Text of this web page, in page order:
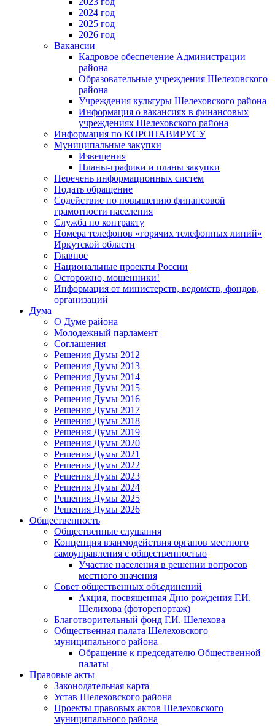
2024 год
2025 год
2026 год
Вакансии
Кадровое обеспечение Администрации
района
Образовательные учреждения Шелеховского
района
Учреждения культуры Шелеховского района
Информация о вакансиях в финансовых
учреждениях Шелеховского района
Информация по КОРОНАВИРУСУ
Муниципальные закупки
Извещения
Планы-графики и планы закупки
Перечень информационных систем
Подать обращение
Содействие по повышению финансовой
грамотности населения
Служба по контракту
Номера телефонов «горячих телефонных линий»
Иркутской области
Главное
Национальные проекты России
Осторожно, мошенники!
Информация от министерств, ведомств, фондов,
организаций
Дума
О Думе района
Молодежный парламент
Соглашения
Решения Думы 2012
Решения Думы 2013
Решения Думы 2014
Решения Думы 2015
Решения Думы 2016
Решения Думы 2017
Решения Думы 2018
Решения Думы 2019
Решения Думы 2020
Решения Думы 2021
Решения Думы 2022
Решения Думы 2023
Решения Думы 2024
Решения Думы 2025
Решения Думы 2026
Общественность
Общественные слушания
Концепция взаимодействия органов местного
самоуправления с общественностью
Участие населения в решении вопросов
местного значения
Совет общественных объединений
Акция, посвященная Дню рождения Г.И.
Шелихова (фоторепортаж)
Благотворительный фонд Г.И. Шелехова
Общественная палата Шелеховского
муниципального района
Обращение к председателю Общественной
палаты
Правовые акты
Законодательная карта
Устав Шелеховского района
Проекты правовых актов Шелеховского
муниципального района